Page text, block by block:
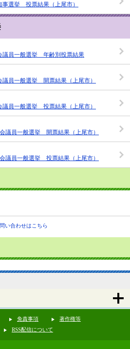
選挙 投票結果（上尾市）
議員一般選挙 年齢別投票結果
員一般選挙 開票結果（上尾市）
員一般選挙 投票結果（上尾市）
議員一般選挙 開票結果（上尾市）
議員一般選挙 投票結果（上尾市）
い合わせはこちら
免責事項
著作権等
RSS配信について